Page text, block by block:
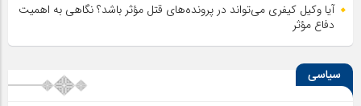
آیا وکیل کیفری می‌تواند در پرونده‌های قتل مؤثر باشد؟ نگاهی به اهمیت
دفاع مؤثر
سیاسی